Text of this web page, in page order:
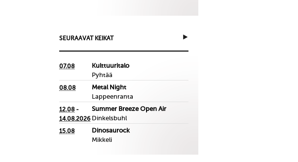
SEURAAVAT KEIKAT
07.08
Kulttuuritalo
Pyhtää
08.08
Metal Night
Lappeenranta
12.08 -
14.08.2026
Summer Breeze Open Air
Dinkelsbuhl
15.08
Dinosaurock
Mikkeli